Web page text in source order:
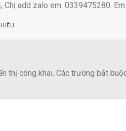
Chị add zalo em. 0339475280.
thị công khai. Các trường bắt